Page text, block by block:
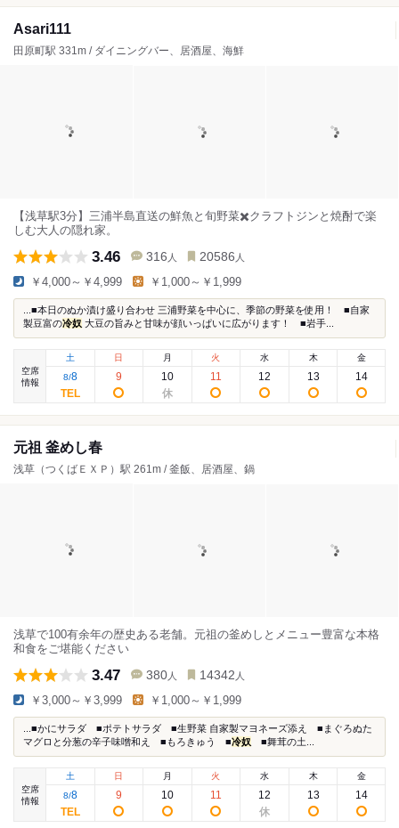
Asari111
田原町駅 331m / ダイニングバー、居酒屋、海鮮
【浅草駅3分】三浦半島直送の鮮魚と旬野菜✖️クラフトジンと焼酎で楽
しむ大人の隠れ家。
3.46 316 人 20586 人
￥4,000～￥4,999 ￥1,000～￥1,999
...■本日のぬか漬け盛り合わせ 三浦野菜を中心に、季節の野菜を使用！ ■自家
製豆富の冷奴 大豆の旨みと甘味が顔いっぱいに広がります！ ■岩手...
空席
情報
土
8/8
日
9
月
10
火
11
水
12
木
13
金
14
元祖 釜めし春
浅草（つくばＥＸＰ）駅 261m / 釜飯、居酒屋、鍋
浅草で100有余年の歴史ある老舗。元祖の釜めしとメニュー豊富な本格
和食をご堪能ください
3.47 380 人 14342 人
￥3,000～￥3,999 ￥1,000～￥1,999
...■かにサラダ ■ポテトサラダ ■生野菜 自家製マヨネーズ添え ■まぐろぬた
マグロと分葱の辛子味噌和え ■もろきゅう ■冷奴 ■舞茸の土...
空席
情報
土
8/8
日
9
月
10
火
11
水
12
木
13
金
14